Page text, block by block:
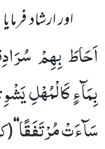
اور ارشاد
اَحَاطَ بِهِمْ
بِمَآءٍ كَالْمُهْلِ
سَآءَتْ مُرْتَفَقًا‘‘
(